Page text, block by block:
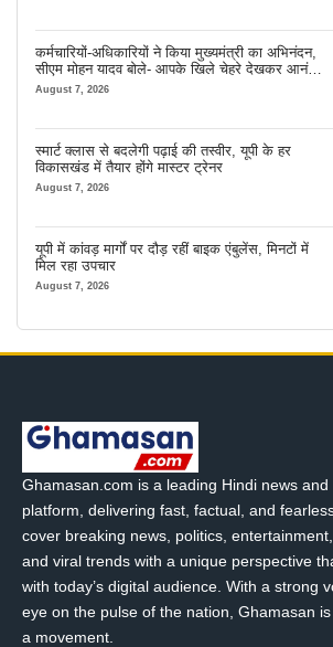
कर्मचारियों-अधिकारियों ने किया मुख्यमंत्री का अभिनंदन,
सीएम मोहन यादव बोले- आपके खिले चेहरे देखकर आनंद
आता है
August 7, 2026
स्मार्ट क्लास से बदलेगी पढ़ाई की तस्वीर, यूपी के हर
विकासखंड में तैयार होंगे मास्टर ट्रेनर
August 7, 2026
यूपी में कांवड़ मार्गों पर दौड़ रहीं बाइक एंबुलेंस, मिनटों में
मिल रहा उपचार
August 7, 2026
Ghamasan.com is a leading Hindi news
platform, delivering fast, factual, and
cover breaking news, politics,
and viral trends with a unique perspective
with today’s digital audience. With a strong
eye on the pulse of the nation, Ghamasan
a movement.